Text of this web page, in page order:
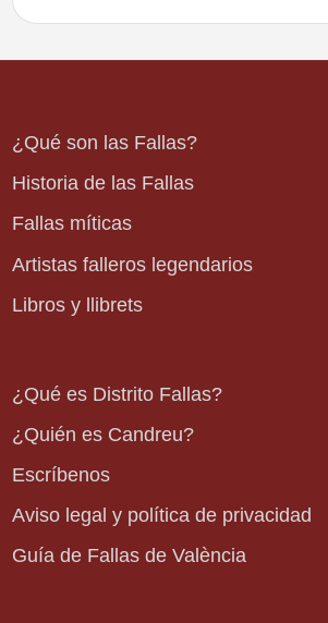
¿Qué son las Fallas?
Historia de las Fallas
Fallas míticas
Artistas falleros legendarios
Libros y llibrets
¿Qué es Distrito Fallas?
¿Quién es Candreu?
Escríbenos
Aviso legal y política de privacidad
Guía de Fallas de València